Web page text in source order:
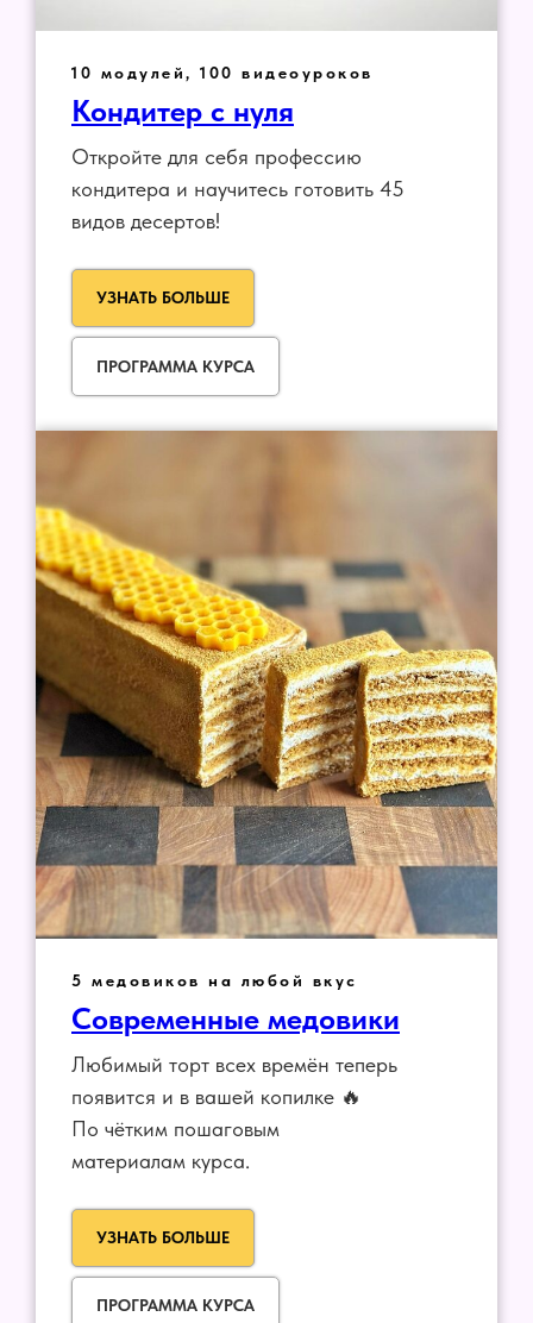
10 модулей, 100 видеоуроков
Кондитер с нуля
Откройте для себя профессию
кондитера и научитесь готовить 45
видов десертов!
УЗНАТЬ БОЛЬШЕ
ПРОГРАММА КУРСА
5 медовиков на любой вкус
Современные медовики
Любимый торт всех времён теперь
появится и в вашей копилке 🔥
По чётким пошаговым
материалам курса.
УЗНАТЬ БОЛЬШЕ
ПРОГРАММА КУРСА